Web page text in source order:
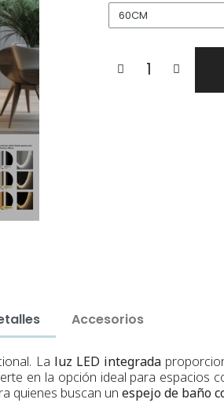
Accesorios
La luz LED integrada
en la opción ideal para espacios
quienes buscan un espejo de baño